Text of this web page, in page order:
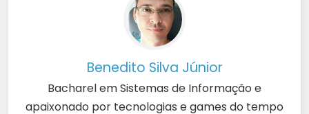
Benedito Silva Júnior
Bacharel em Sistemas de Informação e
apaixonado por tecnologias e games do tempo